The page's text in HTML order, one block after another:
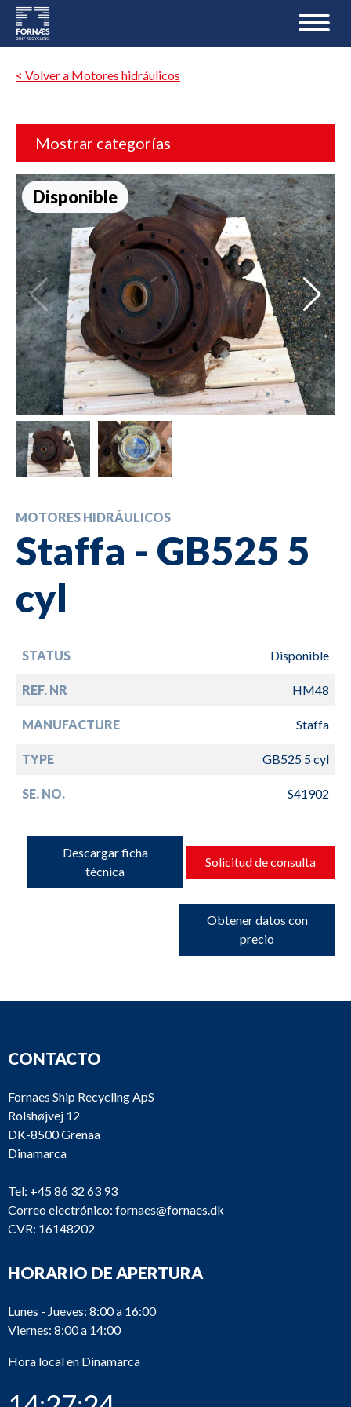
< Volver a Motores hidráulicos
Mostrar categorías
Disponible
MOTORES HIDRÁULICOS
Staffa - GB525 5
cyl
STATUS Disponible
REF. NR HM48
MANUFACTURE Staffa
TYPE GB525 5 cyl
SE. NO. S41902
Descargar ficha
técnica
Solicitud de consulta
Obtener datos con
precio
CONTACTO
Fornaes Ship Recycling ApS
Rolshøjvej 12
DK-8500 Grenaa
Dinamarca
Tel: +45 86 32 63 93
Correo electrónico: fornaes@fornaes.dk
CVR: 16148202
HORARIO DE APERTURA
Lunes - Jueves: 8:00 a 16:00
Viernes: 8:00 a 14:00
Hora local en Dinamarca